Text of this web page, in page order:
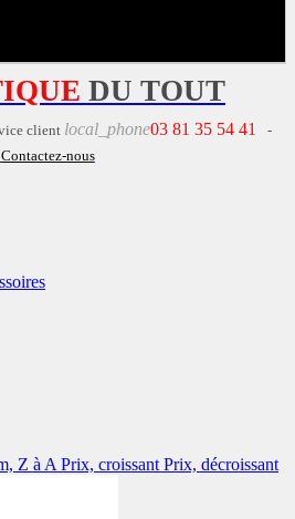
DU TOUT
client local_phone03 81 35 54 41
-
Contactez-nous
Z à A Prix, croissant Prix, décroissant